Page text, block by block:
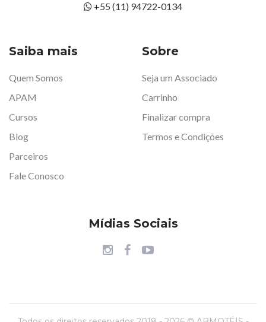
+55 (11) 94722-0134
Saiba mais
Quem Somos
APAM
Cursos
Blog
Parceiros
Fale Conosco
Sobre
Seja um Associado
Carrinho
Finalizar compra
Termos e Condições
Mídias Sociais